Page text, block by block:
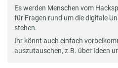
Es werden Menschen vom
für Fragen rund um die digitale
stehen.
Ihr könnt auch einfach
auszutauschen, z.B. über Ideen